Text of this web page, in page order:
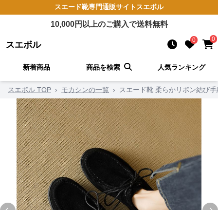
スエード靴専門通販サイト スエボル
10,000円以上のご購入で送料無料
スエボル 0 0
新着商品 商品を検索 人気ランキング
スエボル TOP › モカシンの一覧 › スエード靴 柔らかリボン結び